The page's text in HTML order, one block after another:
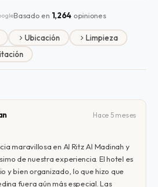
Basado en 1,264 opiniones
Ubicación
Limpieza
Hace 5 meses
maravillosa en Al Ritz Al Madinah y
de nuestra experiencia. El hotel es
y bien organizado, lo que hizo que
fuera aún más especial. Las